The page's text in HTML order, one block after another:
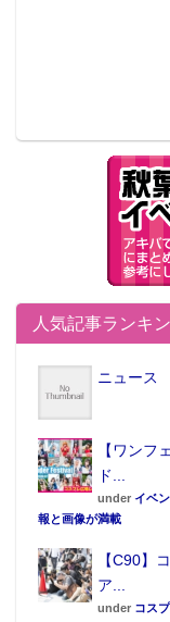
人気記事ランキ
ニュース
【ワンフ
ド...
under イベ
報と画像が満載
【C90】
ア...
under コス